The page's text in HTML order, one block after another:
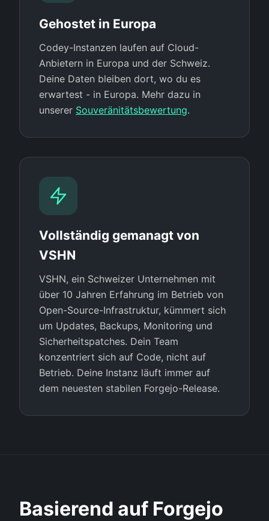
Gehostet in Europa
Codey-Instanzen laufen auf Cloud-
Anbietern in Europa und der Schweiz.
Deine Daten bleiben dort, wo du es
erwartest - in Europa. Mehr dazu in
unserer Souveränitätsbewertung.
Vollständig gemanagt von
VSHN
VSHN, ein Schweizer Unternehmen mit
über 10 Jahren Erfahrung im Betrieb von
Open-Source-Infrastruktur, kümmert sich
um Updates, Backups, Monitoring und
Sicherheitspatches. Dein Team
konzentriert sich auf Code, nicht auf
Betrieb. Deine Instanz läuft immer auf
dem neuesten stabilen Forgejo-Release.
Basierend auf Forgejo